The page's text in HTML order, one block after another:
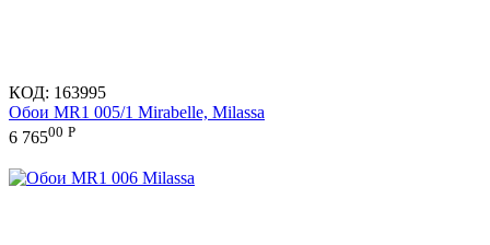
КОД: 163995
Обои MR1 005/1 Mirabelle, Milassa
6 76500 Р